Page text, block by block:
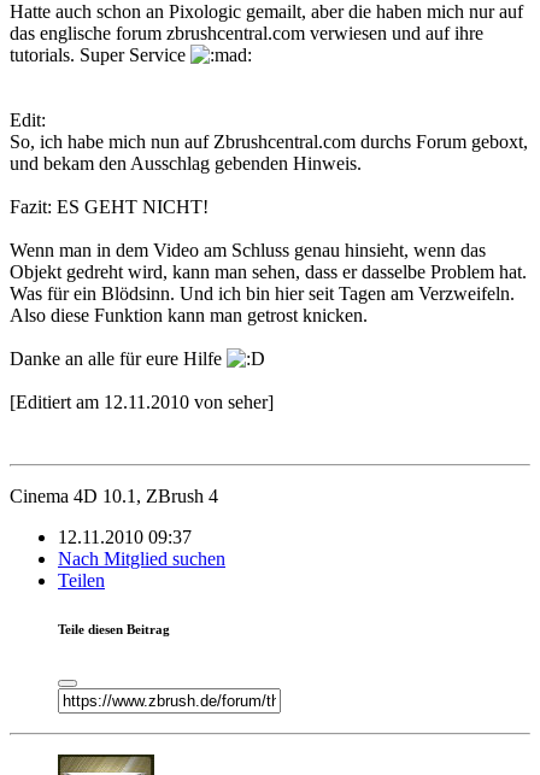
Hatte auch schon an Pixologic gemailt, aber die haben mich nur auf
das englische forum zbrushcentral.com verwiesen und auf ihre
tutorials. Super Service
Edit:
So, ich habe mich nun auf Zbrushcentral.com durchs Forum geboxt,
und bekam den Ausschlag gebenden Hinweis.
Fazit: ES GEHT NICHT!
Wenn man in dem Video am Schluss genau hinsieht, wenn das
Objekt gedreht wird, kann man sehen, dass er dasselbe Problem hat.
Was für ein Blödsinn. Und ich bin hier seit Tagen am Verzweifeln.
Also diese Funktion kann man getrost knicken.
Danke an alle für eure Hilfe
[Editiert am 12.11.2010 von seher]
Cinema 4D 10.1, ZBrush 4
12.11.2010 09:37
Nach Mitglied suchen
Teilen
Teile diesen Beitrag